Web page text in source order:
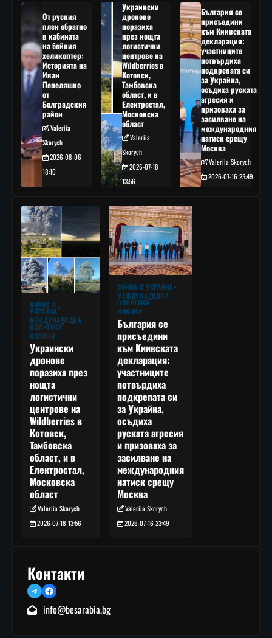
От руския
плен обратно
в кабината
на бойния
хеликоптер:
Историята на
Иван
Пепеляшко
от
Болградския
район
Valeriia
Skorych
2026-08-06
18:10
Украински
дронове
поразиха
през нощта
логистични
центрове на
Wildberries в
Котовск,
Тамбовска
област, и в
Електростал,
Московска
област
Valeriia
Skorych
2026-07-18
13:56
България се
присъедини
към Киивската
декларация:
участниците
потвърдиха
подкрепата си
за Украйна,
осъдиха руската
агресия и
призоваха за
засилване на
международния
натиск срещу
Москва
Valeriia Skorych
2026-07-16 23:49
ВОЙНА В
УКРАЙНА
МЕЖДУНАРОДНА
ПОЛИТИКА
НОВИНИ
Украински
дронове
поразиха през
нощта
логистични
центрове на
Wildberries в
Котовск,
Тамбовска
област, и в
Електростал,
Московска
област
Valeriia Skorych
2026-07-18 13:56
ВОЙНА В УКРАЙНА
МЕЖДУНАРОДНА
ПОЛИТИКА
НОВИНИ
България се
присъедини
към Киивската
декларация:
участниците
потвърдиха
подкрепата си
за Украйна,
осъдиха
руската агресия
и призоваха за
засилване на
международния
натиск срещу
Москва
Valeriia Skorych
2026-07-16 23:49
Контакти
TelegramFacebook
info@besarabia.bg